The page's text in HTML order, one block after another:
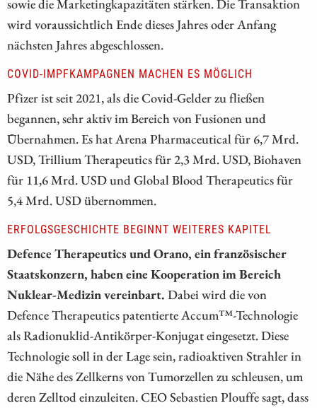
sowie die Marketingkapazitäten stärken. Die Transaktion
wird voraussichtlich Ende dieses Jahres oder Anfang
nächsten Jahres abgeschlossen.
COVID-IMPFKAMPAGNEN MACHEN ES MÖGLICH
Pfizer ist seit 2021, als die Covid-Gelder zu fließen
begannen, sehr aktiv im Bereich von Fusionen und
Übernahmen. Es hat Arena Pharmaceutical für 6,7 Mrd.
USD, Trillium Therapeutics für 2,3 Mrd. USD, Biohaven
für 11,6 Mrd. USD und Global Blood Therapeutics für
5,4 Mrd. USD übernommen.
ERFOLGSGESCHICHTE BEGINNT WEITERES KAPITEL
Defence Therapeutics und Orano, ein französischer
Staatskonzern, haben eine Kooperation im Bereich
Nuklear-Medizin vereinbart. Dabei wird die von
Defence Therapeutics patentierte Accum™-Technologie
als Radionuklid-Antikörper-Konjugat eingesetzt. Diese
Technologie soll in der Lage sein, radioaktiven Strahler in
die Nähe des Zellkerns von Tumorzellen zu schleusen, um
deren Zelltod einzuleiten. CEO Sebastien Plouffe sagt, dass